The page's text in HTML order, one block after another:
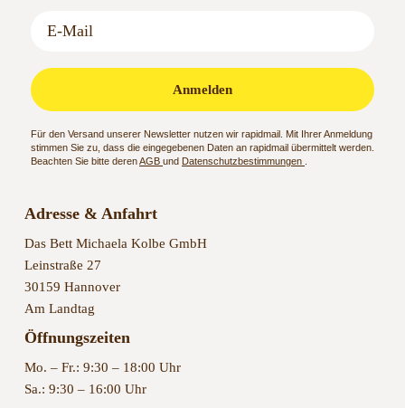
Anmelden
Für den Versand unserer Newsletter nutzen wir rapidmail. Mit Ihrer Anmeldung
stimmen Sie zu, dass die eingegebenen Daten an rapidmail übermittelt werden.
Beachten Sie bitte derenAGB und Datenschutzbestimmungen
Adresse & Anfahrt
Das Bett Michaela Kolbe GmbH
Leinstraße 27
30159 Hannover
Am Landtag
Öffnungszeiten
Mo. – Fr.: 9:30 – 18:00 Uhr
Sa.: 9:30 – 16:00 Uhr